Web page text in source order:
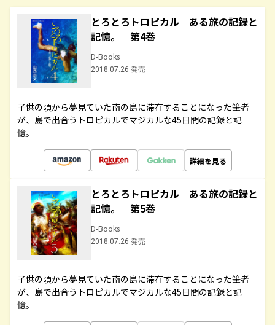
とろとろトロピカル ある旅の記録と
記憶。 第4巻
D-Books
2018.07.26 発売
子供の頃から夢見ていた南の島に滞在することになった筆者
が、島で出合うトロピカルでマジカルな45日間の記録と記
憶。
詳細を見る
とろとろトロピカル ある旅の記録と
記憶。 第5巻
D-Books
2018.07.26 発売
子供の頃から夢見ていた南の島に滞在することになった筆者
が、島で出合うトロピカルでマジカルな45日間の記録と記
憶。